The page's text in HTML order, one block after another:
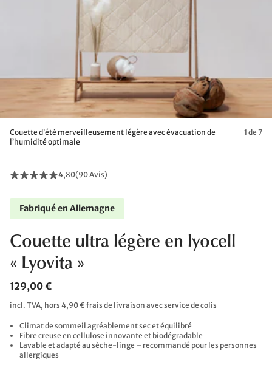
Couette d’été merveilleusement légère avec évacuation de
l’humidité optimale
1 de 7
4,80(90 Avis)
Fabriqué en Allemagne
Couette ultra légère en lyocell
« Lyovita »
129,00 €
incl. TVA, hors 4,90 € frais de livraison avec service de colis
Climat de sommeil agréablement sec et équilibré
Fibre creuse en cellulose innovante et biodégradable
Lavable et adapté au sèche-linge – recommandé pour les personnes
allergiques